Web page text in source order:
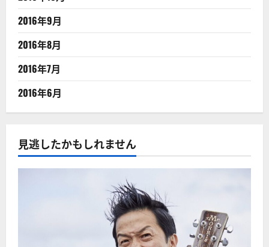
2016年9月
2016年8月
2016年7月
2016年6月
見逃したかもしれません